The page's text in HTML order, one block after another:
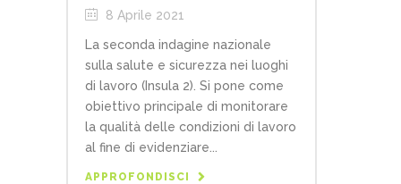
8 Aprile 2021
La seconda indagine nazionale
sulla salute e sicurezza nei luoghi
di lavoro (Insula 2). Si pone come
obiettivo principale di monitorare
la qualità delle condizioni di lavoro
al fine di evidenziare...
APPROFONDISCI